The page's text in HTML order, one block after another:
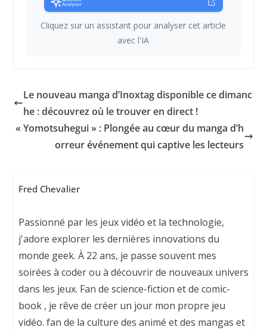
Analyser
Cliquez sur un assistant pour analyser cet article
avec l'IA
Le nouveau manga d’Inoxtag disponible ce dimanc
he : découvrez où le trouver en direct !
« Yomotsuhegui » : Plongée au cœur du manga d’h
orreur événement qui captive les lecteurs
Fred Chevalier
Passionné par les jeux vidéo et la technologie,
j'adore explorer les dernières innovations du
monde geek. À 22 ans, je passe souvent mes
soirées à coder ou à découvrir de nouveaux univers
dans les jeux. Fan de science-fiction et de comic-
book , je rêve de créer un jour mon propre jeu
vidéo. fan de la culture des animé et des mangas et